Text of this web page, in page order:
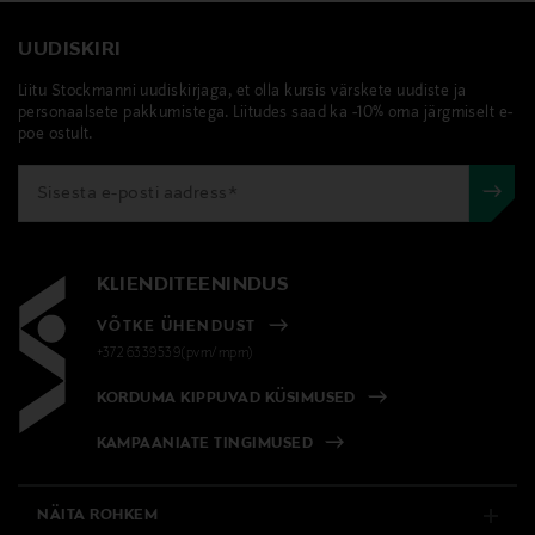
UUDISKIRI
Liitu Stockmanni uudiskirjaga, et olla kursis värskete uudiste ja
personaalsete pakkumistega. Liitudes saad ka -10% oma järgmiselt e-
poe ostult.
KLIENDITEENINDUS
VÕTKE ÜHENDUST
+372 6339539(pvm/mpm)
KORDUMA KIPPUVAD KÜSIMUSED
KAMPAANIATE TINGIMUSED
NÄITA ROHKEM